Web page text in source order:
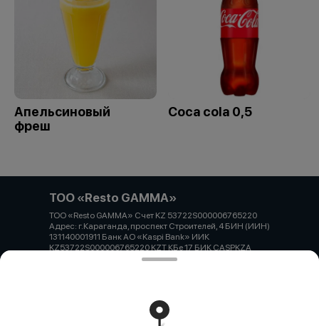
Апельсиновый
фреш
Coca cola 0,5
ТОО «Resto GAMMA»
ТОО «Resto GAMMA» Счет KZ 53722S000006765220
Адрес: г.Караганда, проспект Строителей, 4 БИН (ИИН)
131140001911 Банк АО «Kaspi Bank» ИИК
KZ53722S000006765220 KZT КБе 17 БИК CASPKZA
Работает на эффективном ядреFoodpicásso